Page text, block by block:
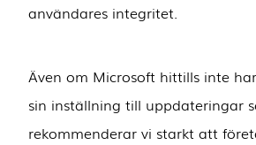
användares integritet.
Även om Microsoft hittills inte
sin inställning till uppdateringar
rekommenderar vi starkt att